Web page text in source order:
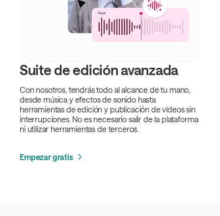
Suite de edición avanzada
Con nosotros, tendrás todo al alcance de tu mano,
desde música y efectos de sonido hasta
herramientas de edición y publicación de vídeos sin
interrupciones. No es necesario salir de la plataforma
ni utilizar herramientas de terceros.
Empezar gratis